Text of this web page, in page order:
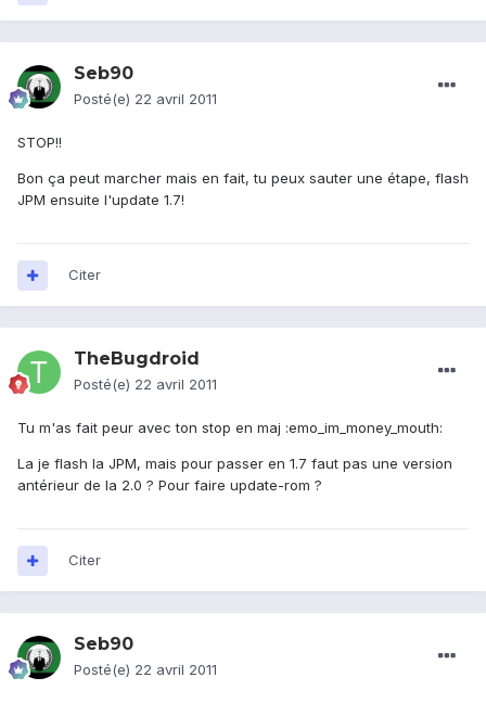
Seb90
Posté(e) 22 avril 2011
STOP!!
Bon ça peut marcher mais en fait, tu peux sauter une étape, flash
JPM ensuite l'update 1.7!
Citer
TheBugdroid
Posté(e) 22 avril 2011
Tu m'as fait peur avec ton stop en maj :emo_im_money_mouth:
La je flash la JPM, mais pour passer en 1.7 faut pas une version
antérieur de la 2.0 ? Pour faire update-rom ?
Citer
Seb90
Posté(e) 22 avril 2011